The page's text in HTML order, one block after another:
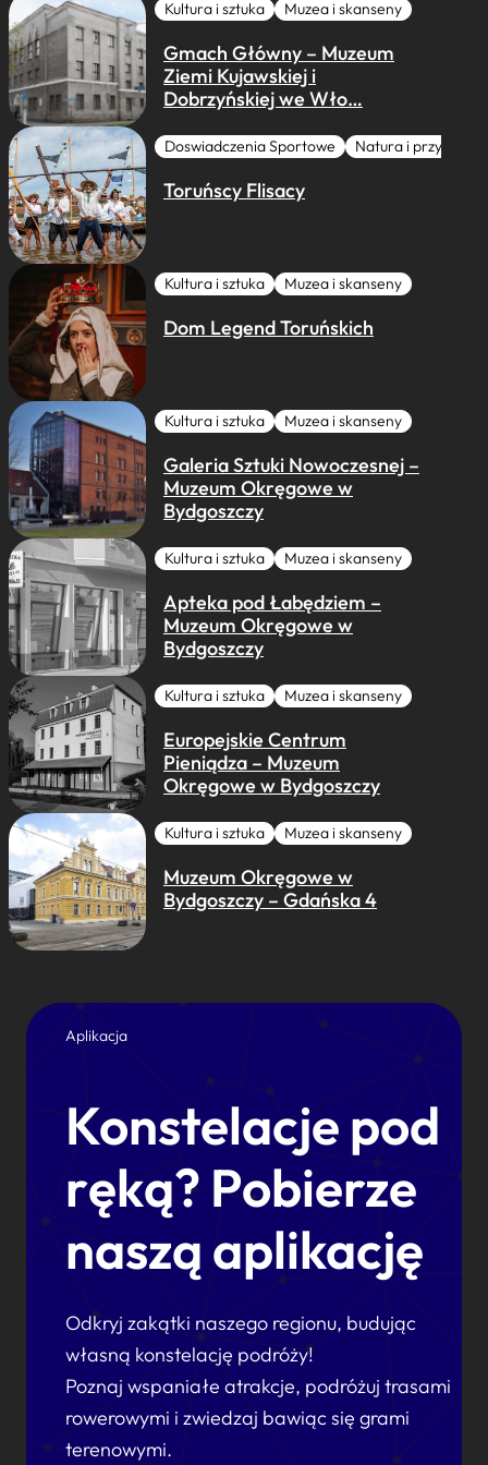
Kultura i sztuka Muzea i skanseny
Gmach Główny – Muzeum
Ziemi Kujawskiej i
Dobrzyńskiej we Wło…
Doswiadczenia Sportowe Natura i przygoda
Toruńscy Flisacy
Kultura i sztuka Muzea i skanseny
Dom Legend Toruńskich
Kultura i sztuka Muzea i skanseny
Galeria Sztuki Nowoczesnej –
Muzeum Okręgowe w
Bydgoszczy
Kultura i sztuka Muzea i skanseny
Apteka pod Łabędziem –
Muzeum Okręgowe w
Bydgoszczy
Kultura i sztuka Muzea i skanseny
Europejskie Centrum
Pieniądza – Muzeum
Okręgowe w Bydgoszczy
Kultura i sztuka Muzea i skanseny
Muzeum Okręgowe w
Bydgoszczy – Gdańska 4
Aplikacja
Konstelacje pod
ręką? Pobierze
naszą aplikację
Odkryj zakątki naszego regionu, budując
własną konstelację podróży!
Poznaj wspaniałe atrakcje, podróżuj trasami
rowerowymi i zwiedzaj bawiąc się grami
terenowymi.